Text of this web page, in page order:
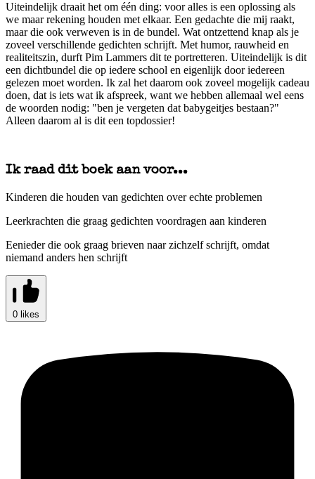
Uiteindelijk draait het om één ding: voor alles is een oplossing als
we maar rekening houden met elkaar. Een gedachte die mij raakt,
maar die ook verweven is in de bundel. Wat ontzettend knap als je
zoveel verschillende gedichten schrijft. Met humor, rauwheid en
realiteitszin, durft Pim Lammers dit te portretteren. Uiteindelijk is dit
een dichtbundel die op iedere school en eigenlijk door iedereen
gelezen moet worden. Ik zal het daarom ook zoveel mogelijk cadeau
doen, dat is iets wat ik afspreek, want we hebben allemaal wel eens
de woorden nodig: "ben je vergeten dat babygeitjes bestaan?"
Alleen daarom al is dit een topdossier!
Ik raad dit boek aan voor...
Kinderen die houden van gedichten over echte problemen
Leerkrachten die graag gedichten voordragen aan kinderen
Eenieder die ook graag brieven naar zichzelf schrijft, omdat
niemand anders hen schrijft
0 likes